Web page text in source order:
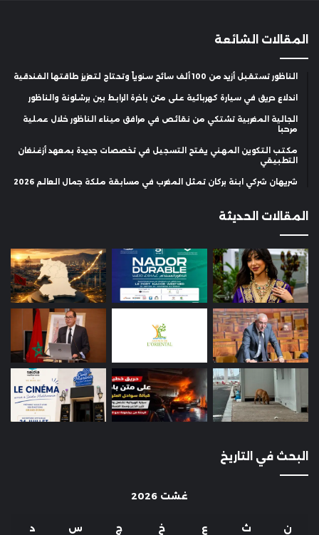
المقالات الشائعة
الناظور تستقبل أزيد من 100 ألف سائح سنوياً وتحتاج لتعزيز طاقتها الفندقية
اندلاع حريق في سيارة كهربائية على متن باخرة الرابط بين برشلونة والناظور
الجالية المغربية تشتكي من نقائص في مرافق ميناء الناظور خلال عملية
مرحبا
مكتب التكوين المهني يفتح التسجيل في تخصصات جديدة بمعهد أزغنغان
التطبيقي
شريهان شركي ابنة بركان تمثل المغرب في مسابقة ملكة جمال العالم 2026
المقالات الحديثة
البحث في التاريخ
غشت 2026
ن ث ع خ ج س د